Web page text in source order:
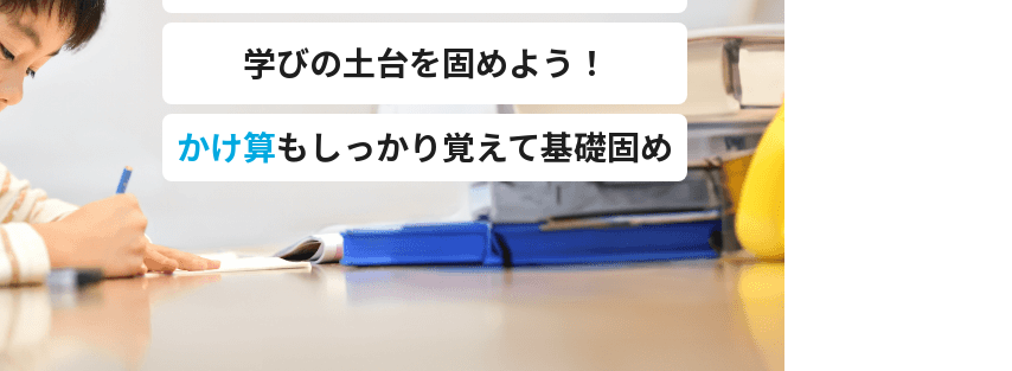
学びの土台を固めよう！
かけ算もしっかり覚えて基礎固め